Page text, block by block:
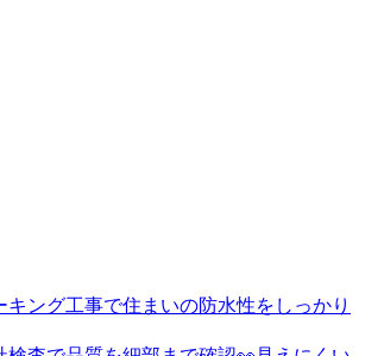
キング工事で住まいの防水性をしっかり